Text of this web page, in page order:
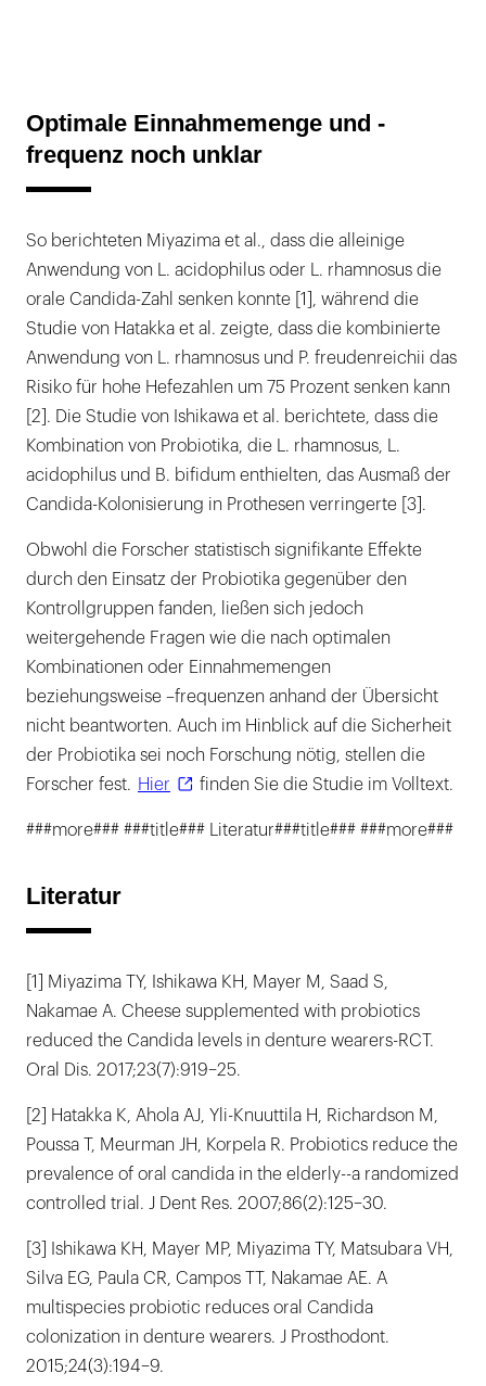
Optimale Einnahmemenge und -
frequenz noch unklar
So berichteten Miyazima et al., dass die alleinige
Anwendung von L. acidophilus oder L. rhamnosus die
orale Candida-Zahl senken konnte [1], während die
Studie von Hatakka et al. zeigte, dass die kombinierte
Anwendung von L. rhamnosus und P. freudenreichii das
Risiko für hohe Hefezahlen um 75 Prozent senken kann
[2]. Die Studie von Ishikawa et al. berichtete, dass die
Kombination von Probiotika, die L. rhamnosus, L.
acidophilus und B. bifidum enthielten, das Ausmaß der
Candida-Kolonisierung in Prothesen verringerte [3].
Obwohl die Forscher statistisch signifikante Effekte
durch den Einsatz der Probiotika gegenüber den
Kontrollgruppen fanden, ließen sich jedoch
weitergehende Fragen wie die nach optimalen
Kombinationen oder Einnahmemengen
beziehungsweise –frequenzen anhand der Übersicht
nicht beantworten. Auch im Hinblick auf die Sicherheit
der Probiotika sei noch Forschung nötig, stellen die
Forscher fest.
Hier finden Sie die Studie im Volltext.
###more### ###title### Literatur###title### ###more###
Literatur
[1] Miyazima TY, Ishikawa KH, Mayer M, Saad S,
Nakamae A. Cheese supplemented with probiotics
reduced the Candida levels in denture wearers-RCT.
Oral Dis. 2017;23(7):919–25.
[2] Hatakka K, Ahola AJ, Yli-Knuuttila H, Richardson M,
Poussa T, Meurman JH, Korpela R. Probiotics reduce the
prevalence of oral candida in the elderly--a randomized
controlled trial. J Dent Res. 2007;86(2):125–30.
[3] Ishikawa KH, Mayer MP, Miyazima TY, Matsubara VH,
Silva EG, Paula CR, Campos TT, Nakamae AE. A
multispecies probiotic reduces oral Candida
colonization in denture wearers. J Prosthodont.
2015;24(3):194–9.